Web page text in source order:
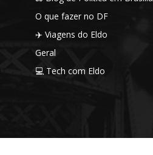
O que fazer no DF
✈️ Viagens do Eldo
Geral
💻 Tech com Eldo